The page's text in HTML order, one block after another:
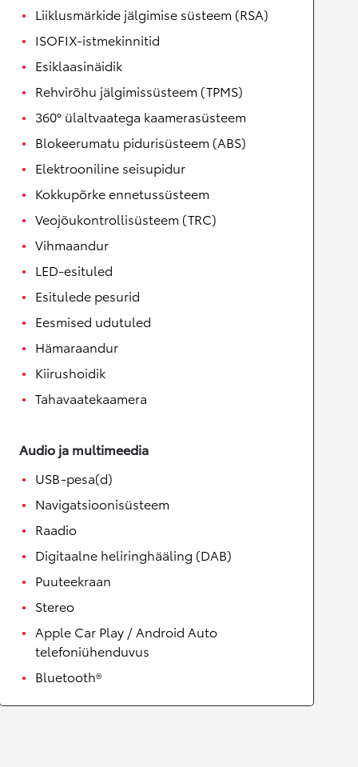
Liiklusmärkide jälgimise süsteem (RSA)
ISOFIX-istmekinnitid
Esiklaasinäidik
Rehvirõhu jälgimissüsteem (TPMS)
360° ülaltvaatega kaamerasüsteem
Blokeerumatu pidurisüsteem (ABS)
Elektrooniline seisupidur
Kokkupõrke ennetussüsteem
Veojõukontrollisüsteem (TRC)
Vihmaandur
LED-esituled
Esitulede pesurid
Eesmised udutuled
Hämaraandur
Kiirushoidik
Tahavaatekaamera
Audio ja multimeedia
USB-pesa(d)
Navigatsioonisüsteem
Raadio
Digitaalne heliringhääling (DAB)
Puuteekraan
Stereo
Apple Car Play / Android Auto
telefoniühenduvus
Bluetooth®